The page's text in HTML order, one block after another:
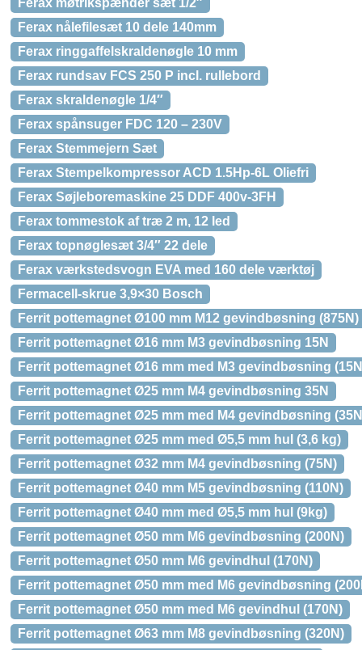
Ferax møtrikspænder sæt 1/2″
Ferax nålefilesæt 10 dele 140mm
Ferax ringgaffelskraldenøgle 10 mm
Ferax rundsav FCS 250 P incl. rullebord
Ferax skraldenøgle 1/4″
Ferax spånsuger FDC 120 – 230V
Ferax Stemmejern Sæt
Ferax Stempelkompressor ACD 1.5Hp-6L Oliefri
Ferax Søjleboremaskine 25 DDF 400v-3FH
Ferax tommestok af træ 2 m, 12 led
Ferax topnøglesæt 3/4″ 22 dele
Ferax værkstedsvogn EVA med 160 dele værktøj
Fermacell-skrue 3,9×30 Bosch
Ferrit pottemagnet Ø100 mm M12 gevindbøsning (875N)
Ferrit pottemagnet Ø16 mm M3 gevindbøsning 15N
Ferrit pottemagnet Ø16 mm med M3 gevindbøsning
Ferrit pottemagnet Ø25 mm M4 gevindbøsning 35N
Ferrit pottemagnet Ø25 mm med M4 gevindbøsning
Ferrit pottemagnet Ø25 mm med Ø5,5 mm hul (3,6 kg)
Ferrit pottemagnet Ø32 mm M4 gevindbøsning (75N)
Ferrit pottemagnet Ø40 mm M5 gevindbøsning (110N)
Ferrit pottemagnet Ø40 mm med Ø5,5 mm hul (9kg)
Ferrit pottemagnet Ø50 mm M6 gevindbøsning (200N)
Ferrit pottemagnet Ø50 mm M6 gevindhul (170N)
Ferrit pottemagnet Ø50 mm med M6 gevindbøsning
Ferrit pottemagnet Ø50 mm med M6 gevindhul (170N)
Ferrit pottemagnet Ø63 mm M8 gevindbøsning (320N)